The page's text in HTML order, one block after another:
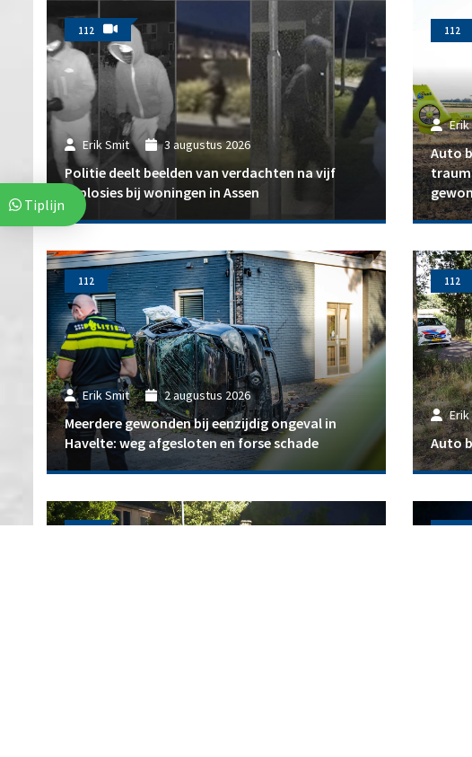
Erik Smit 3 augustus 2026
Politie deelt beelden van verdachten na vijf
explosies bij woningen in Assen
112
Auto
112
Erik Smit 2 augustus 2026
Meerdere gewonden bij eenzijdig ongeval in
Havelte: weg afgesloten en forse schade
112
Auto
112
Tiplijn